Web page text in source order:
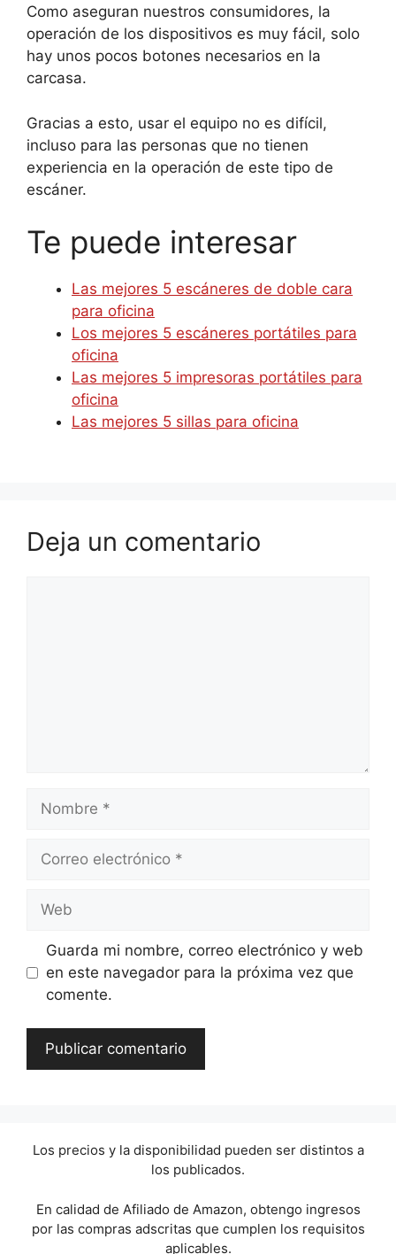
Como aseguran nuestros consumidores, la
operación de los dispositivos es muy fácil, solo
hay unos pocos botones necesarios en la
carcasa.
Gracias a esto, usar el equipo no es difícil,
incluso para las personas que no tienen
experiencia en la operación de este tipo de
escáner.
Te puede interesar
Las mejores 5 escáneres de doble cara
para oficina
Los mejores 5 escáneres portátiles para
oficina
Las mejores 5 impresoras portátiles para
oficina
Las mejores 5 sillas para oficina
Deja un comentario
electrónico
Guarda mi nombre, correo electrónico y web
en este navegador para la próxima vez que
comente.
Los precios y la disponibilidad pueden ser distintos a
los publicados.
En calidad de Afiliado de Amazon, obtengo ingresos
por las compras adscritas que cumplen los requisitos
aplicables.